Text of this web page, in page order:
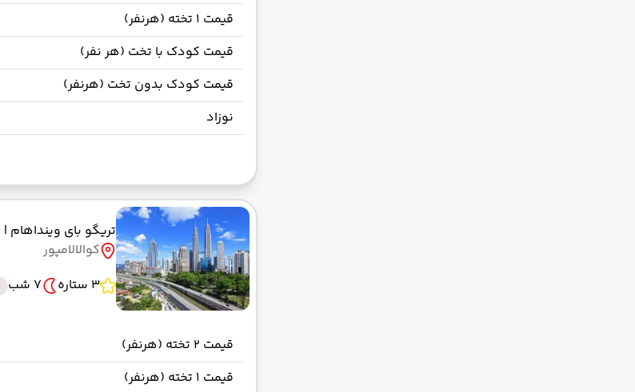
قیمت 1 تخته (هرنفر)
قیمت کودک با تخت (هر نفر)
قیمت کودک بدون تخت (هرنفر)
نوزاد
تریگو بای وینداهام | TRIGO BY WYNDHAM
کوالالامپور
3 ستاره
7 شب
قیمت 2 تخته (هرنفر)
قیمت 1 تخته (هرنفر)